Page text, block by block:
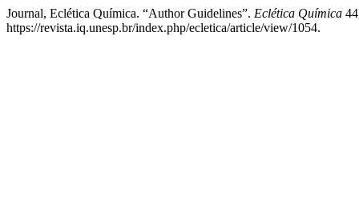
Journal, Eclética Química. “Author Guidelines”. Eclética Química
https://revista.iq.unesp.br/index.php/ecletica/article/view/1054.